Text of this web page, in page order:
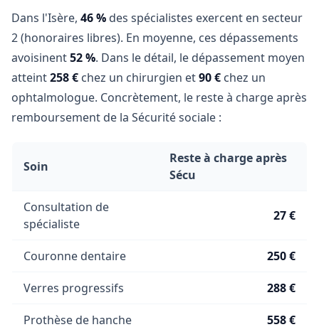
Dans l'Isère, 46 % des spécialistes exercent en secteur
2 (honoraires libres). En moyenne, ces dépassements
avoisinent52 %. Dans le détail, le dépassement moyen
atteint258 € chez un chirurgien et90 € chez un
ophtalmologue. Concrètement, le reste à charge après
remboursement de la Sécurité sociale :
Soin
Reste à charge après
Sécu
Consultation de
spécialiste
27 €
Couronne dentaire 250 €
Verres progressifs 288 €
Prothèse de hanche 558 €